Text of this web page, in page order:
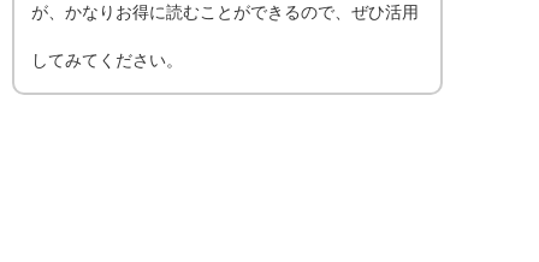
が、かなりお得に読むことができるので、ぜひ活用
してみてください。